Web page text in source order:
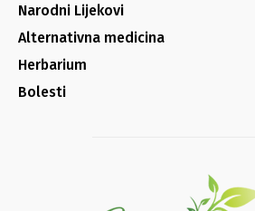
Narodni Lijekovi
Alternativna medicina
Herbarium
Bolesti